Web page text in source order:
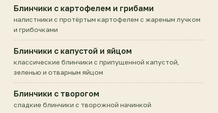
Блинчики с картофелем и грибами
налистники с протёртым картофелем с жареным лучком
и грибочками
Блинчики с капустой и яйцом
классические блинчики с припущенной капустой,
зеленью и отварным яйцом
Блинчики с творогом
сладкие блинчики с творожной начинкой